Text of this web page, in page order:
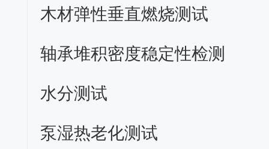
木材弹性垂直燃烧测试
轴承堆积密度稳定性检测
水分测试
泵湿热老化测试